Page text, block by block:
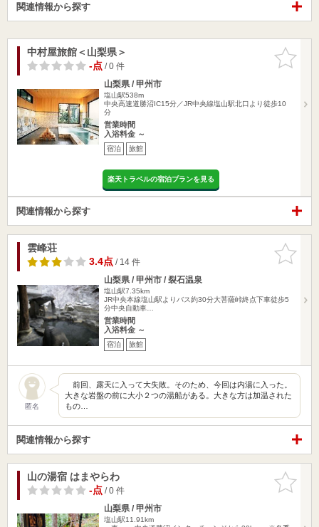
関連情報から探す
お気に入
りに追加
中村屋旅館＜山梨県＞
-点/ 0 件
山梨県 / 甲州市
塩山駅538m
中央高速道勝沼IC15分／JR中央線塩山駅北口より徒歩10
分
営業時間
入浴料金 ～
宿泊 旅館
楽天トラベルの宿泊プランを見る
関連情報から探す
お気に入
りに追加
雲峰荘
3.4点/ 14 件
山梨県 / 甲州市 / 裂石温泉
塩山駅7.35km
JR中央本線塩山駅よりバス約30分大菩薩峠終点下車徒歩5
分中央自動車…
営業時間
入浴料金 ～
宿泊 旅館
匿名
前回、露天に入って大失敗。そのため、今回は内湯に入った。
大きな岩盤の前に大小２つの湯船がある。大きな方は加温された
もの…
関連情報から探す
お気に入
りに追加
山の湯宿 はまやらわ
-点/ 0 件
山梨県 / 甲州市
塩山駅11.91km